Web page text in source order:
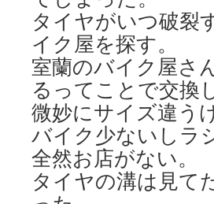
タイヤがいつ破裂
イク屋を探す。
室蘭のバイク屋さ
るってことで交換
微妙にサイズ違う
バイク少ないしラ
全然お店がない。
タイヤの溝は見て